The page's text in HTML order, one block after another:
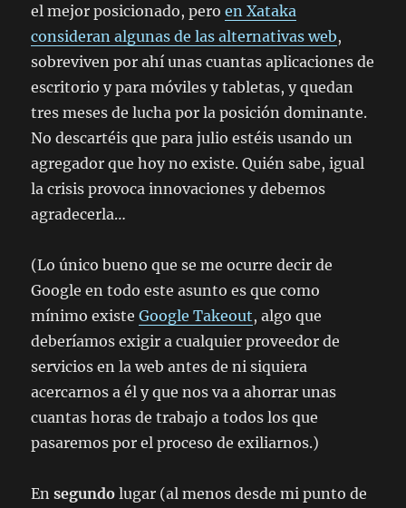
el mejor posicionado, peroen Xataka
consideran algunas de las alternativas web,
sobreviven por ahí unas cuantas aplicaciones de
escritorio y para móviles y tabletas, y quedan
tres meses de lucha por la posición dominante.
No descartéis que para julio estéis usando un
agregador que hoy no existe. Quién sabe, igual
la crisis provoca innovaciones y debemos
agradecerla…
(Lo único bueno que se me ocurre decir de
Google en todo este asunto es que como
mínimo existeGoogle Takeout, algo que
deberíamos exigir a cualquier proveedor de
servicios en la web antes de ni siquiera
acercarnos a él y que nos va a ahorrar unas
cuantas horas de trabajo a todos los que
pasaremos por el proceso de exiliarnos.)
Ensegundo lugar (al menos desde mi punto de